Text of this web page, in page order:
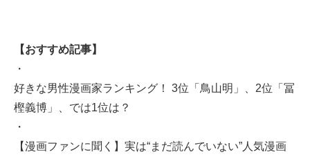
【おすすめ記事】
・
好きな男性漫画家ランキング！ 3位「鳥山明」、2位「冨
樫義博」、では1位は？
・
【漫画ファンに聞く】実は“まだ読んでいない”人気漫画